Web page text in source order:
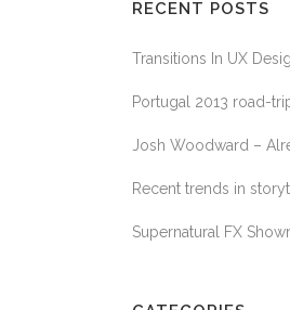
RECENT POSTS
Transitions In UX
Portugal 2013 road-
Josh Woodward –
Recent trends in
Supernatural FX